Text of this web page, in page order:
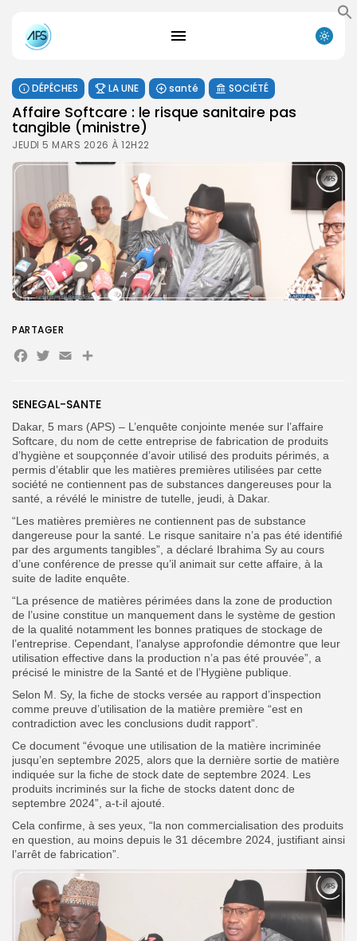
Search
for:
Search
Button
FR
DÉPÊCHES LA UNE santé SOCIÉTÉ
Affaire Softcare : le risque sanitaire pas
tangible (ministre)
JEUDI 5 MARS 2026 À 12H22
SENEGAL-SANTE
Dakar, 5 mars (APS) – L’enquête conjointe menée sur l’affaire
Softcare, du nom de cette entreprise de fabrication de produits
d’hygiène et soupçonnée d’avoir utilisé des produits périmés, a
permis d’établir que les matières premières utilisées par cette
société ne contiennent pas de substances dangereuses pour la
santé, a révélé le ministre de tutelle, jeudi, à Dakar.
“Les matières premières ne contiennent pas de substance
dangereuse pour la santé. Le risque sanitaire n’a pas été identifié
par des arguments tangibles”, a déclaré Ibrahima Sy au cours
d’une conférence de presse qu’il animait sur cette affaire, à la
suite de ladite enquête.
“La présence de matières périmées dans la zone de production
de l’usine constitue un manquement dans le système de gestion
de la qualité notamment les bonnes pratiques de stockage de
l’entreprise. Cependant, l’analyse approfondie démontre que leur
utilisation effective dans la production n’a pas été prouvée”, a
précisé le ministre de la Santé et de l’Hygiène publique.
Selon M. Sy, la fiche de stocks versée au rapport d’inspection
comme preuve d’utilisation de la matière première “est en
contradiction avec les conclusions dudit rapport”.
Ce document “évoque une utilisation de la matière incriminée
jusqu’en septembre 2025, alors que la dernière sortie de matière
indiquée sur la fiche de stock date de septembre 2024. Les
produits incriminés sur la fiche de stocks datent donc de
septembre 2024”, a-t-il ajouté.
Cela confirme, à ses yeux, “la non commercialisation des produits
en question, au moins depuis le 31 décembre 2024, justifiant ainsi
l’arrêt de fabrication”.
PARTAGER
Facebook
Twitter
EmailPartager